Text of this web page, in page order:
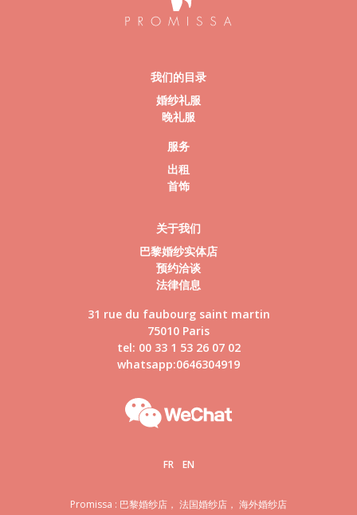
我们的目录
婚纱礼服
晚礼服
服务
出租
首饰
关于我们
巴黎婚纱实体店
预约洽谈
法律信息
31 rue du faubourg saint martin
75010 Paris
tel: 00 33 1 53 26 07 02
whatsapp:0646304919
FR EN
Promissa : 巴黎婚纱店， 法国婚纱店， 海外婚纱店